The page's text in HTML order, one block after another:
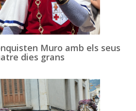
Muro amb els seus
dies grans